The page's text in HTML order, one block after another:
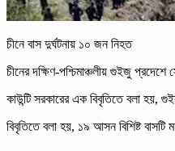
চীনে বাস দুর্ঘটনায় ১০ জন নিহত
চীনের দক্ষিণ-পশ্চিমাঞ্চলীয় গুইজু
কাউন্টি সরকারের এক বিবৃতিতে বলা হয়,
বিবৃতিতে বলা হয়, ১৯ আসন বিশিষ্ট